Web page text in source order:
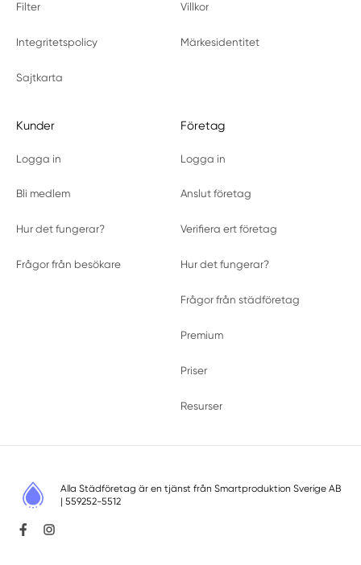
Filter Villkor
Integritetspolicy Märkesidentitet
Sajtkarta
Kunder
Logga in
Bli medlem
Hur det fungerar?
Frågor från besökare
Företag
Logga in
Anslut företag
Verifiera ert företag
Hur det fungerar?
Frågor från städföretag
Premium
Priser
Resurser
Alla Städföretag är en tjänst från Smartproduktion Sverige AB
| 559252-5512